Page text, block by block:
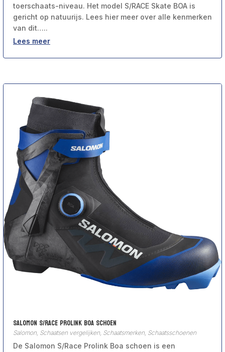
toerschaats-niveau. Het model S/RACE Skate BOA is
gericht op natuurijs. Lees hier meer over alle kenmerken
van dit…..
Lees meer
Salomon S/Race Prolink Boa schoen
Salomon, Schaatsen vergelijken, Schaatsmerken, Schaatsschoenen
De Salomon S/Race Prolink Boa schoen is een